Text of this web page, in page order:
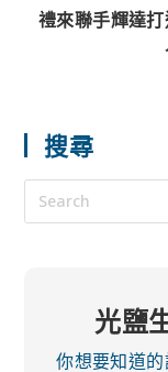
禮來聯手輝達
搜尋
光鹽
你想要知道